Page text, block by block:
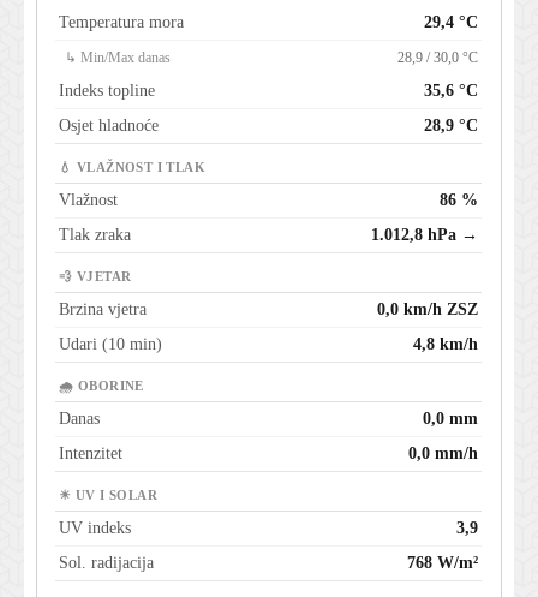
Temperatura mora 29,4 °C
↳ Min/Max danas 28,9 / 30,0 °C
Indeks topline
35,6 °C
Osjet hladnoće
28,9 °C
💧 VLAŽNOST I TLAK
Vlažnost
86 %
Tlak zraka
1.012,8 hPa →
💨 VJETAR
Brzina vjetra
0,0 km/h ZSZ
Udari (10 min)
4,8 km/h
🌧 OBORINE
Danas
0,0 mm
Intenzitet
0,0 mm/h
☀ UV I SOLAR
UV indeks
3,9
Sol. radijacija
768 W/m²